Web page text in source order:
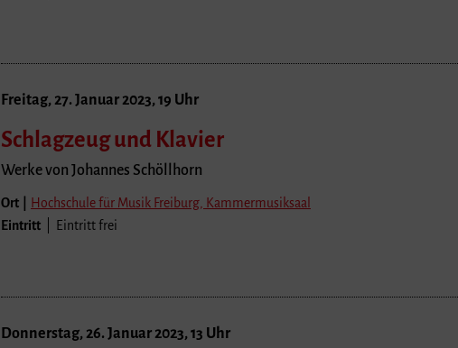
Freitag, 27. Januar 2023, 19 Uhr
Schlagzeug und Klavier
Werke von Johannes Schöllhorn
Ort | Hochschule für Musik Freiburg, Kammermusiksaal
Eintritt| Eintritt frei
Donnerstag, 26. Januar 2023, 13 Uhr